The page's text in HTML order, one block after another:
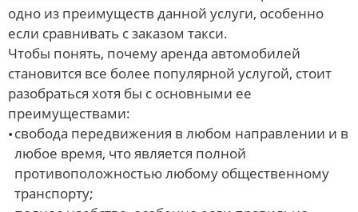
одно из преимуществ данной услуги, особенно
если сравнивать с заказом такси.
Чтобы понять, почему аренда автомобилей
становится все более популярной услугой, стоит
разобраться хотя бы с основными ее
преимуществами:
свобода передвижения в любом направлении и в
любое время, что является полной
противоположностью любому общественному
транспорту;